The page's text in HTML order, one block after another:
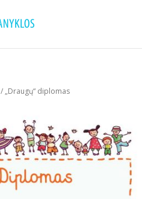
/ „Draugų“ diplomas